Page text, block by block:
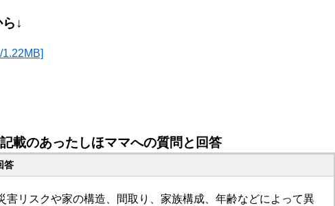
↓
載のあったしほママへの質問と回答
答
害リスクや家の構造、間取り、家族構成、年齢などによって異